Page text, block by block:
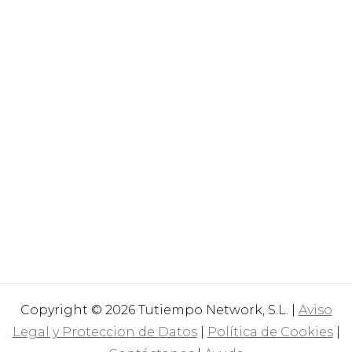
Copyright © 2026 Tutiempo Network, S.L. | Aviso
Legal y Proteccion de Datos| Política de Cookies|